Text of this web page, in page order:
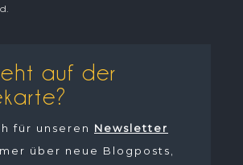
auf der
für unseren Newsletter
über neue Blogposts,